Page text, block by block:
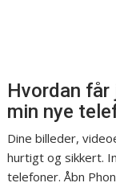
Hvordan får
min nye
Dine billeder,
hurtigt og sikkert.
telefoner. Åbn